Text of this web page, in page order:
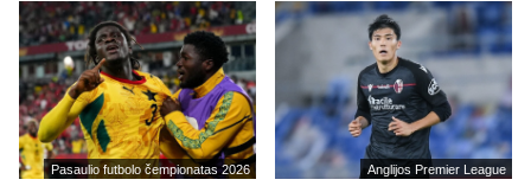
Pasaulio futbolo čempionatas 2026 Anglijos Premier League